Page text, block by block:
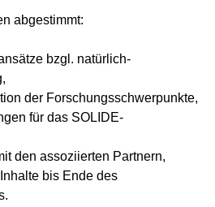
abgestimmt:
bzgl. natürlich-
der Forschungsschwerpunkte,
für das SOLIDE-
den assoziierten Partnern,
bis Ende des